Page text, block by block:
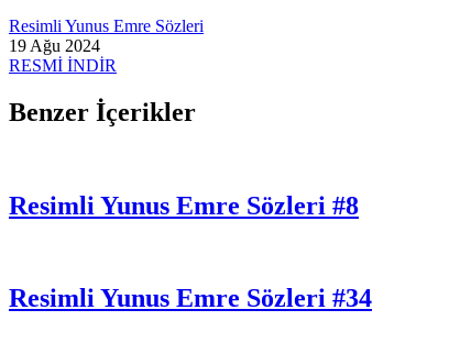
Resimli Yunus Emre Sözleri
19 Ağu 2024
RESMİ İNDİR
Benzer İçerikler
Resimli Yunus Emre Sözleri #8
Resimli Yunus Emre Sözleri #34